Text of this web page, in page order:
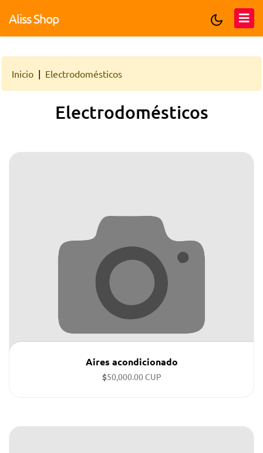
Aliss Shop
Inicio Electrodomésticos
Electrodomésticos
Aires acondicionado
$50,000.00 CUP